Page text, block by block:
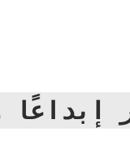
إبداعًا